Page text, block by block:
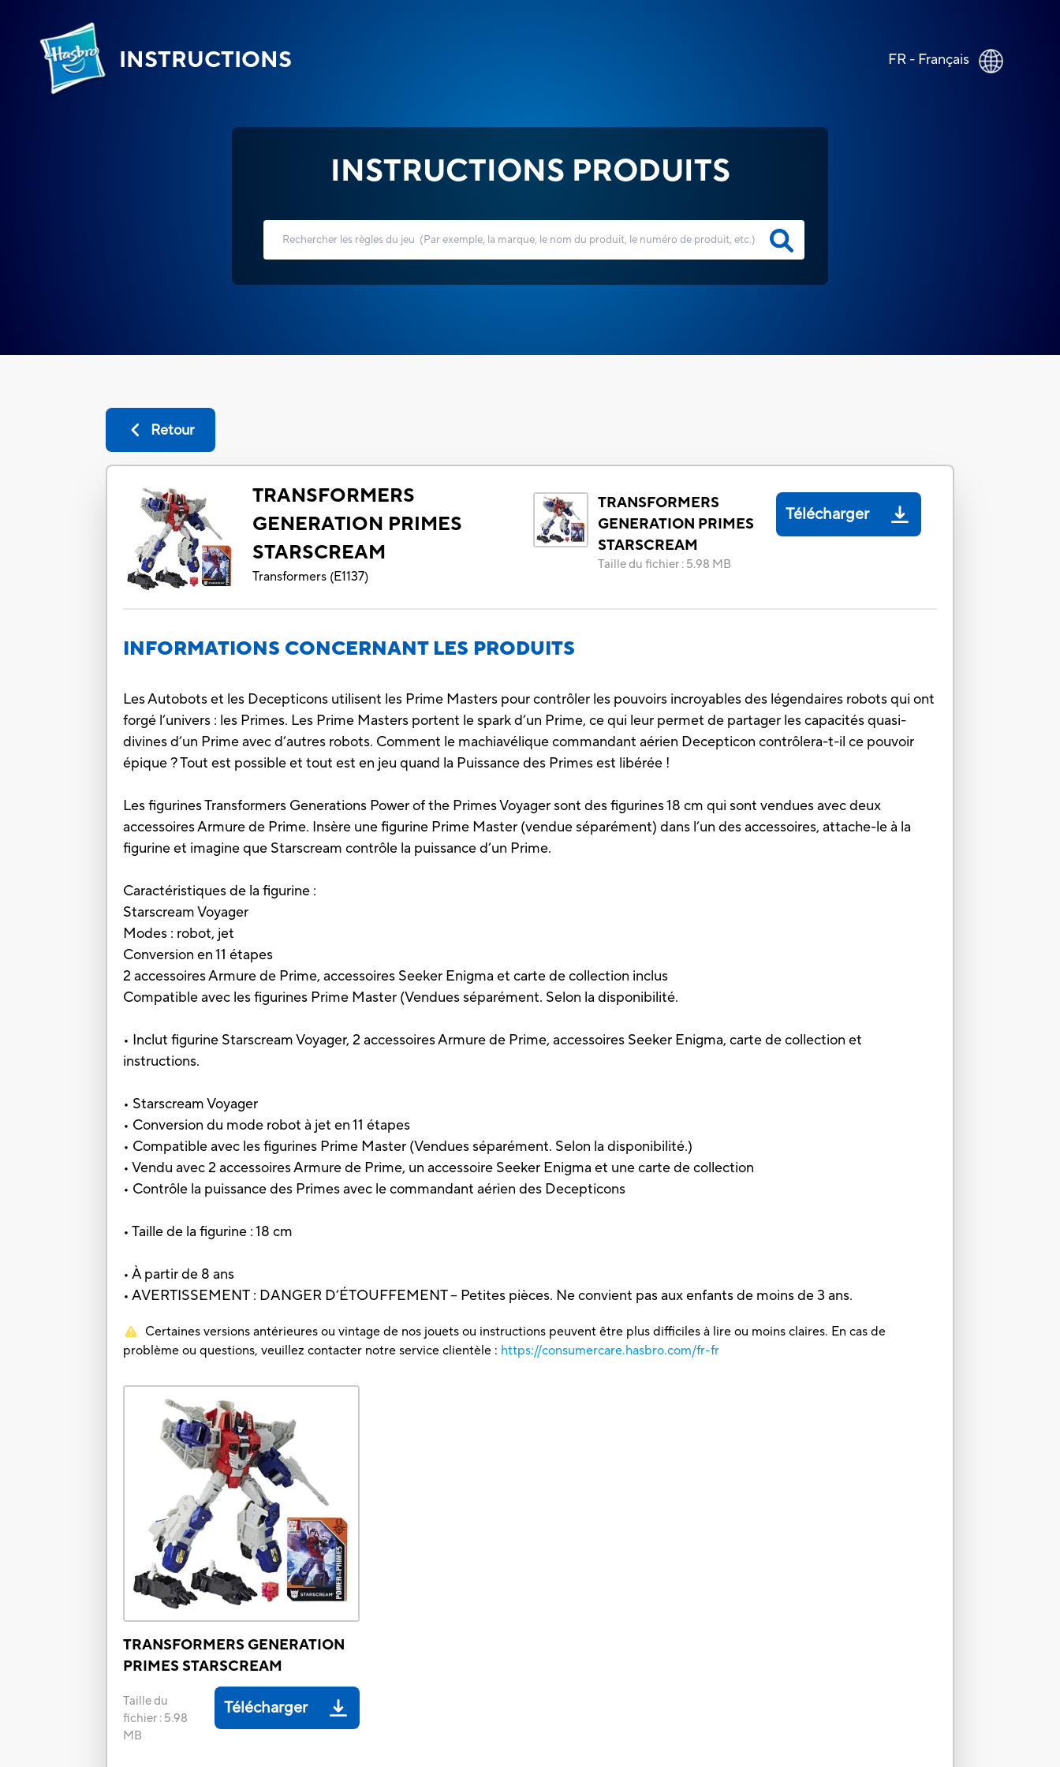
INSTRUCTIONS FR - Français
INSTRUCTIONS PRODUITS
Retour
TRANSFORMERS
GENERATION PRIMES
STARSCREAM
Transformers (E1137)
TRANSFORMERS
GENERATION PRIMES
STARSCREAM
Taille du fichier : 5.98 MB
Télécharger
INFORMATIONS CONCERNANT LES PRODUITS
Les Autobots et les Decepticons utilisent les Prime Masters pour contrôler les pouvoirs incroyables des légendaires robots qui ont
forgé l’univers : les Primes. Les Prime Masters portent le spark d’un Prime, ce qui leur permet de partager les capacités quasi-
divines d’un Prime avec d’autres robots. Comment le machiavélique commandant aérien Decepticon contrôlera-t-il ce pouvoir
épique ? Tout est possible et tout est en jeu quand la Puissance des Primes est libérée !
Les figurines Transformers Generations Power of the Primes Voyager sont des figurines 18 cm qui sont vendues avec deux
accessoires Armure de Prime. Insère une figurine Prime Master (vendue séparément) dans l’un des accessoires, attache-le à la
figurine et imagine que Starscream contrôle la puissance d’un Prime.
Caractéristiques de la figurine :
Starscream Voyager
Modes : robot, jet
Conversion en 11 étapes
2 accessoires Armure de Prime, accessoires Seeker Enigma et carte de collection inclus
Compatible avec les figurines Prime Master (Vendues séparément. Selon la disponibilité.
• Inclut figurine Starscream Voyager, 2 accessoires Armure de Prime, accessoires Seeker Enigma, carte de collection et
instructions.
• Starscream Voyager
• Conversion du mode robot à jet en 11 étapes
• Compatible avec les figurines Prime Master (Vendues séparément. Selon la disponibilité.)
• Vendu avec 2 accessoires Armure de Prime, un accessoire Seeker Enigma et une carte de collection
• Contrôle la puissance des Primes avec le commandant aérien des Decepticons
• Taille de la figurine : 18 cm
• À partir de 8 ans
• AVERTISSEMENT : DANGER D’ÉTOUFFEMENT – Petites pièces. Ne convient pas aux enfants de moins de 3 ans.
Certaines versions antérieures ou vintage de nos jouets ou instructions peuvent être plus difficiles à lire ou moins claires. En cas de
problème ou questions, veuillez contacter notre service clientèle : https://consumercare.hasbro.com/fr-fr
TRANSFORMERS GENERATION
PRIMES STARSCREAM
Taille du
fichier : 5.98
MB
Télécharger